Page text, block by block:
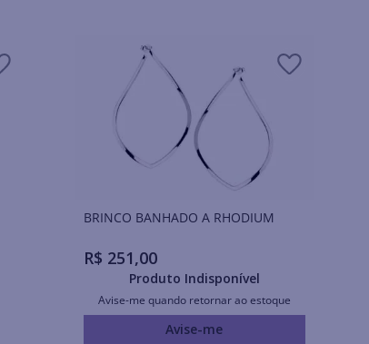
BRINCO BANHADO A RHODIUM
R$ 251,00
Produto Indisponível
Avise-me quando retornar ao estoque
Avise-me